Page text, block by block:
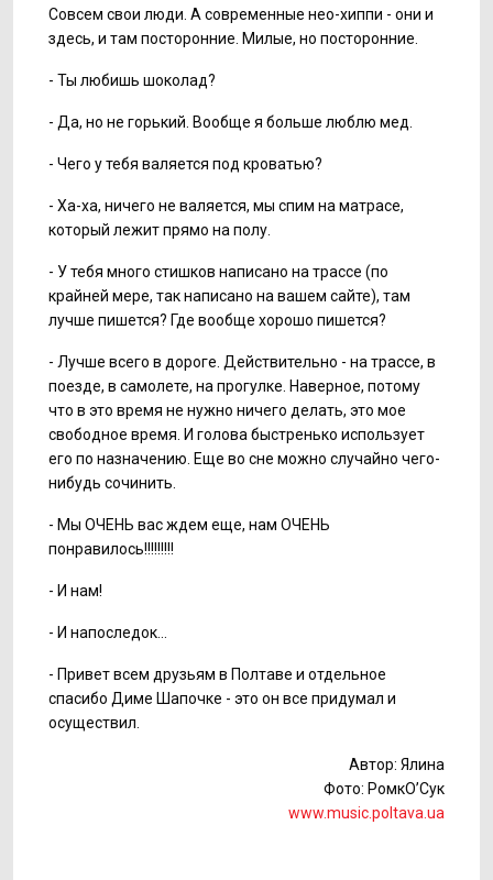
Совсем свои люди. А современные нео-хиппи - они и
здесь, и там посторонние. Милые, но посторонние.
- Ты любишь шоколад?
- Да, но не горький. Вообще я больше люблю мед.
- Чего у тебя валяется под кроватью?
- Ха-ха, ничего не валяется, мы спим на матрасе,
который лежит прямо на полу.
- У тебя много стишков написано на трассе (по
крайней мере, так написано на вашем сайте), там
лучше пишется? Где вообще хорошо пишется?
- Лучше всего в дороге. Действительно - на трассе, в
поезде, в самолете, на прогулке. Наверное, потому
что в это время не нужно ничего делать, это мое
свободное время. И голова быстренько использует
его по назначению. Еще во сне можно случайно чего-
нибудь сочинить.
- Мы ОЧЕНЬ вас ждем еще, нам ОЧЕНЬ
понравилось!!!!!!!!!
- И нам!
- И напоследок…
- Привет всем друзьям в Полтаве и отдельное
спасибо Диме Шапочке - это он все придумал и
осуществил.
Автор: Ялина
Фото: РомкО’Сук
www.music.poltava.ua